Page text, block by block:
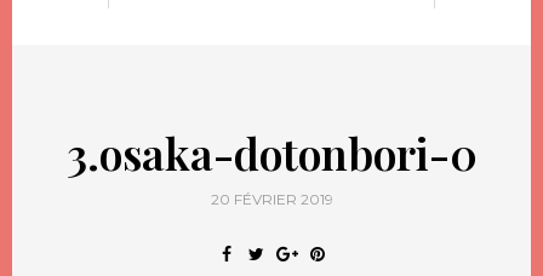
3.osaka-dotonbori-0
20 FÉVRIER 2019